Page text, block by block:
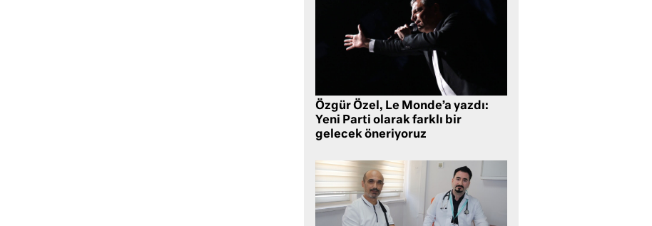
Özgür Özel, Le Monde’a yazdı:
Yeni Parti olarak farklı bir
gelecek öneriyoruz